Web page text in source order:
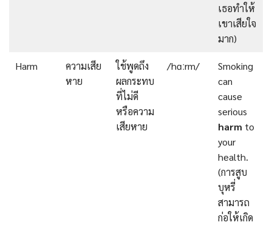
เธอทำให้
เขาเสียใจ
มาก)
Harm
ความเสีย
หาย
ใช้พูดถึง
ผลกระทบ
ที่ไม่ดี
หรือความ
เสียหาย
/hɑːrm/
Smoking
can
cause
serious
harm to
your
health.
(การสูบ
บุหรี่
สามารถ
ก่อให้เกิด